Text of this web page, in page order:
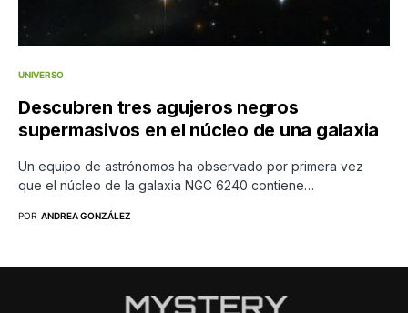
UNIVERSO
Descubren tres agujeros negros
supermasivos en el núcleo de una galaxia
Un equipo de astrónomos ha observado por primera vez
que el núcleo de la galaxia NGC 6240 contiene…
POR ANDREA GONZÁLEZ